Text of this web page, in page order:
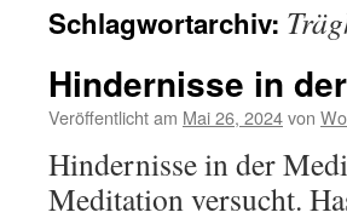
Schlagwortarchiv:
Hindernisse in
Veröffentlicht am Mai 26, 2024von
Hindernisse in der
Meditation versucht.